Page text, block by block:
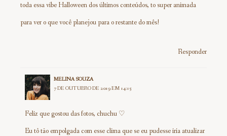
toda essa vibe Halloween dos últimos conteúdos, to super animada
para ver o que você planejou para o restante do mês!
Responder
MELINA SOUZA
7 DE OUTUBRO DE 2019 EM 14:15
Feliz que gostou das fotos, chuchu ♡
Eu tô tão empolgada com esse clima que se eu pudesse iria atualizar